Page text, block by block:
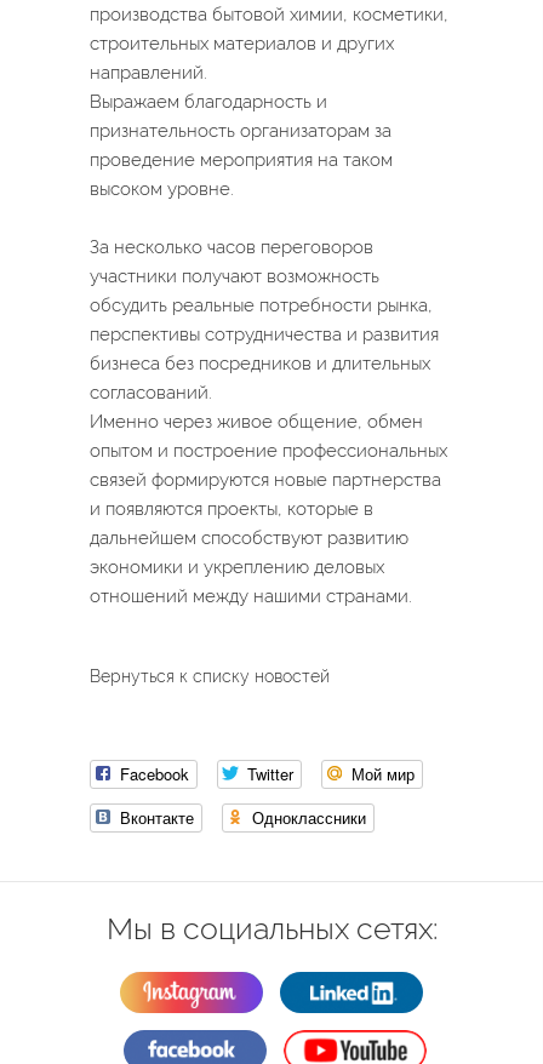
производства бытовой химии, косметики,
строительных материалов и других
направлений.
Выражаем благодарность и
признательность организаторам за
проведение мероприятия на таком
высоком уровне.
За несколько часов переговоров
участники получают возможность
обсудить реальные потребности рынка,
перспективы сотрудничества и развития
бизнеса без посредников и длительных
согласований.
Именно через живое общение, обмен
опытом и построение профессиональных
связей формируются новые партнерства
и появляются проекты, которые в
дальнейшем способствуют развитию
экономики и укреплению деловых
отношений между нашими странами.
Вернуться к списку новостей
Facebook Twitter
Мой мир
Вконтакте
Одноклассники
Мы в социальных сетях: